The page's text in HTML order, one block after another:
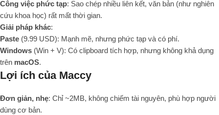
Công việc phức tạp: Sao chép nhiều liên kết, văn bản (như nghiên
cứu khoa học) rất mất thời gian.
Giải pháp khác:
Paste (9.99 USD): Mạnh mẽ, nhưng phức tạp và có phí.
Windows (Win + V): Có clipboard tích hợp, nhưng không khả dụng
trên macOS.
Lợi ích của Maccy
Đơn giản, nhẹ: Chỉ ~2MB, không chiếm tài nguyên, phù hợp người
dùng cơ bản.